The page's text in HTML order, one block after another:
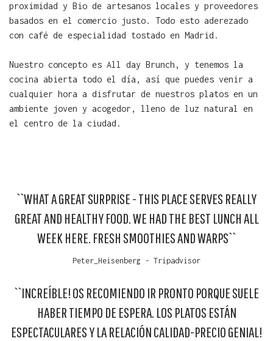
proximidad y Bio de artesanos locales y proveedores
basados en el comercio justo. Todo esto aderezado
con café de especialidad tostado en Madrid.
Nuestro concepto es All day Brunch, y tenemos la
cocina abierta todo el día, así que puedes venir a
cualquier hora a disfrutar de nuestros platos en un
ambiente joven y acogedor, lleno de luz natural en
el centro de la ciudad.
``WHAT A GREAT SURPRISE - THIS PLACE SERVES REALLY
GREAT AND HEALTHY FOOD. WE HAD THE BEST LUNCH ALL
WEEK HERE. FRESH SMOOTHIES AND WARPS``
Peter_Heisenberg - Tripadvisor
``INCREÍBLE! OS RECOMIENDO IR PRONTO PORQUE SUELE
HABER TIEMPO DE ESPERA. LOS PLATOS ESTÁN
ESPECTACULARES Y LA RELACIÓN CALIDAD-PRECIO GENIAL!